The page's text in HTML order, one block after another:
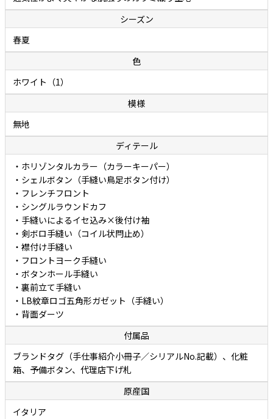
シーズン
春夏
色
ホワイト（1）
模様
無地
ディテール
・ホリゾンタルカラー（カラーキーパー）
・シェルボタン（手縫い鳥足ボタン付け）
・フレンチフロント
・シングルラウンドカフ
・手縫いによるイセ込み×後付け袖
・剣ボロ手縫い（コイル状閂止め）
・襟付け手縫い
・フロントヨーク手縫い
・ボタンホール手縫い
・裏前立て手縫い
・LB紋章ロゴ五角形ガゼット（手縫い）
・背面ダーツ
付属品
ブランドタグ（手仕事紹介小冊子／シリアルNo.記載）、化粧
箱、予備ボタン、代理店下げ札
原産国
イタリア